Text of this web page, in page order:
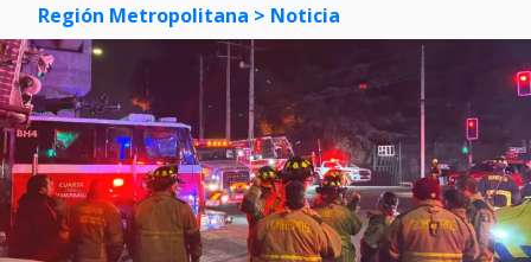
Región Metropolitana > Noticia